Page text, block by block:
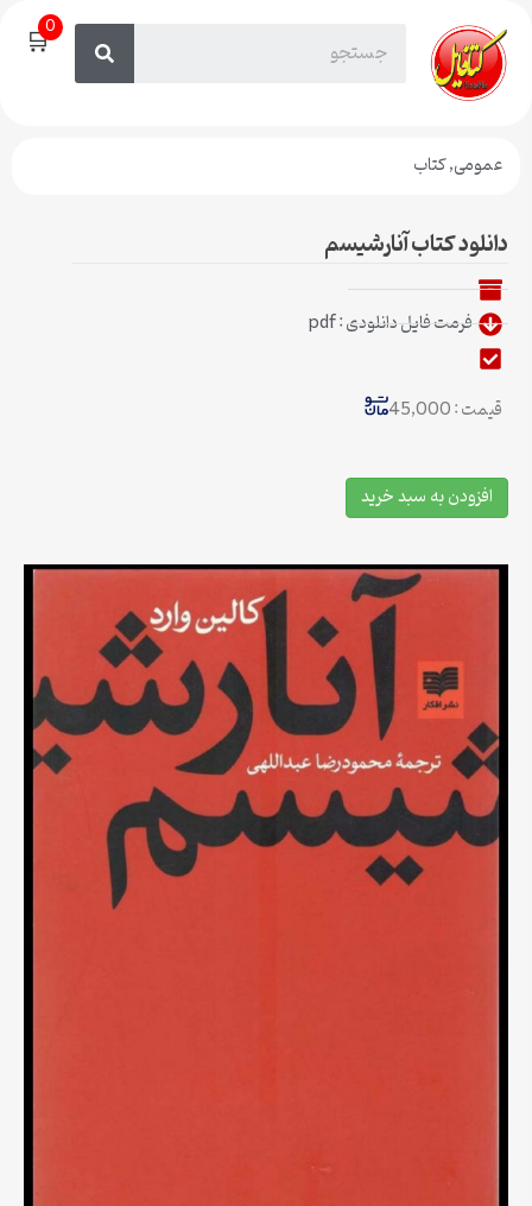
🛒0
عمومی,کتاب
دانلود کتاب آنارشیسم
فرمت فایل دانلودی : pdf
قیمت : 45,000
افزودن به سبد خرید